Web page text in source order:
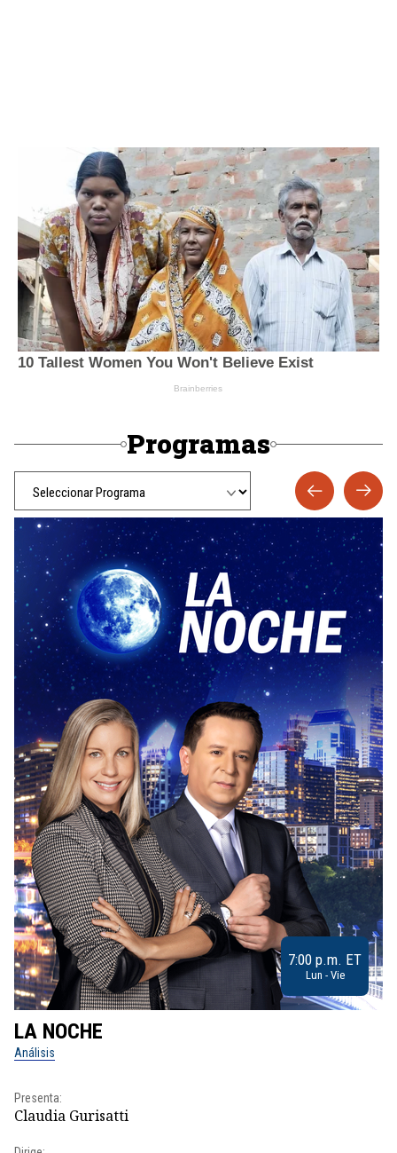
Programas
7:00 p.m. ET
Lun - Vie
LA NOCHE
Análisis
Presenta:
Claudia Gurisatti